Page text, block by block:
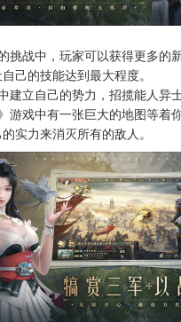
战中，玩家可以获得更多的
己的技能达到最大程度。
立自己的势力，招揽能人异士
戏中有一张巨大的地图等着
实力来消灭所有的敌人。